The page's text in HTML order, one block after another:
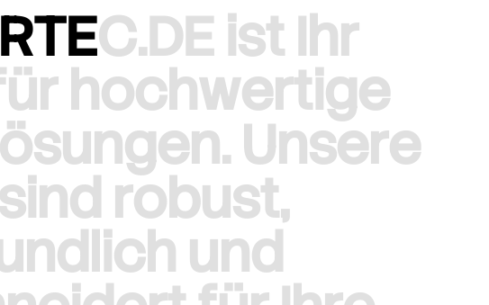
RTEC.DEist Ihr
ürhochwertige
ösungen.Unsere
sind robust,
ndlich und